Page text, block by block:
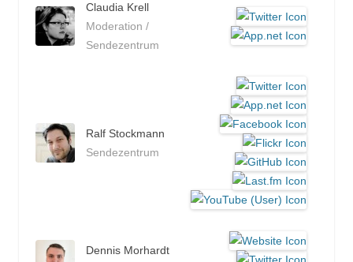
Claudia Krell
Moderation /
Sendezentrum
Ralf Stockmann
Sendezentrum
Dennis Morhardt